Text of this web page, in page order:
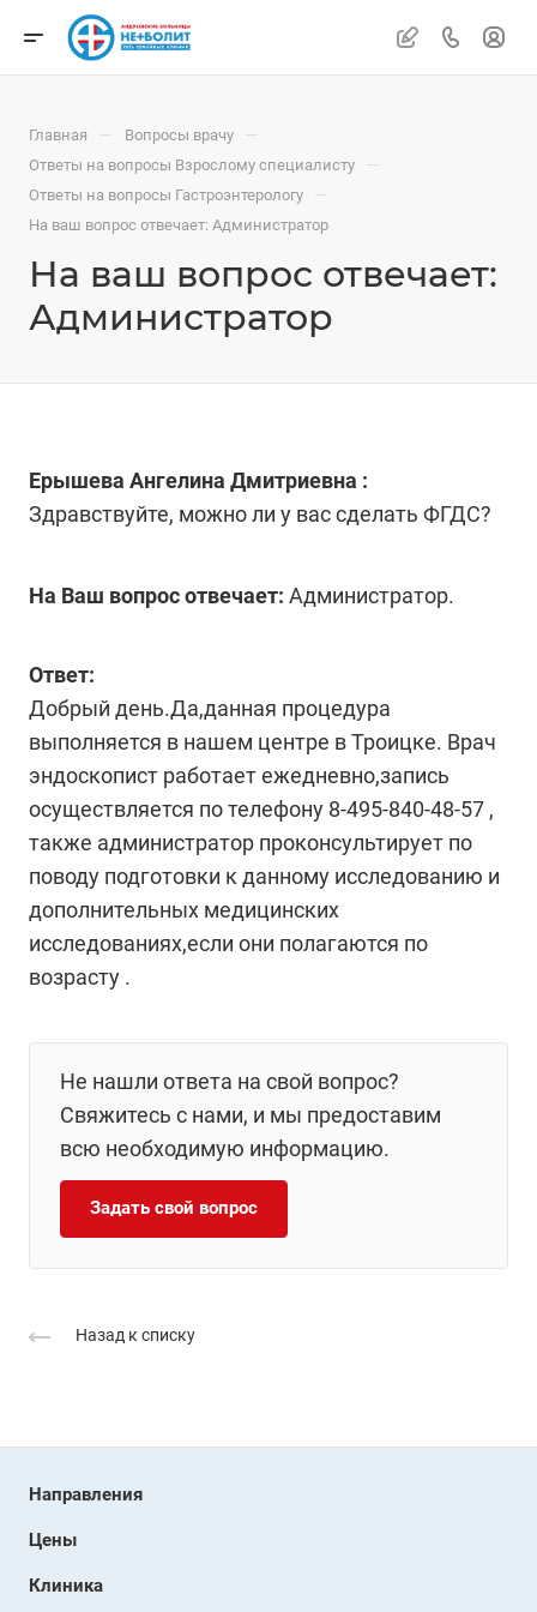
Главная — Вопросы врачу —
Ответы на вопросы Взрослому специалисту —
Ответы на вопросы Гастроэнтерологу —
На ваш вопрос отвечает: Администратор
На ваш вопрос отвечает:
Администратор
Ерышева Ангелина Дмитриевна :
Здравствуйте, можно ли у вас сделать ФГДС?
На Ваш вопрос отвечает: Администратор.
Ответ:
Добрый день.Да,данная процедура
выполняется в нашем центре в Троицке. Врач
эндоскопист работает ежедневно,запись
осуществляется по телефону 8-495-840-48-57 ,
также администратор проконсультирует по
поводу подготовки к данному исследованию и
дополнительных медицинских
исследованиях,если они полагаются по
возрасту .
Не нашли ответа на свой вопрос?
Свяжитесь с нами, и мы предоставим
всю необходимую информацию.
Задать свой вопрос
Назад к списку
Направления
Цены
Клиника